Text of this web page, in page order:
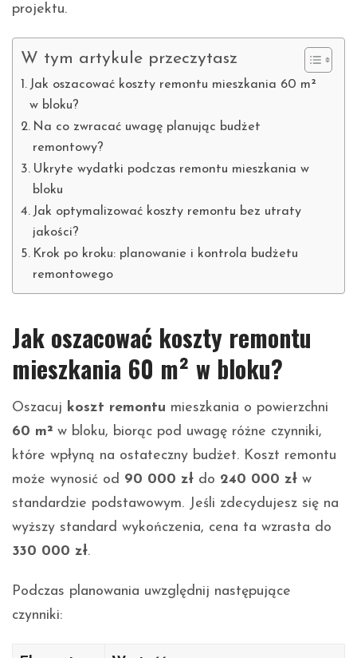
projektu.
W tym artykule przeczytasz
Jak oszacować koszty remontu mieszkania 60 m²
w bloku?
Na co zwracać uwagę planując budżet
remontowy?
Ukryte wydatki podczas remontu mieszkania w
bloku
Jak optymalizować koszty remontu bez utraty
jakości?
Krok po kroku: planowanie i kontrola budżetu
remontowego
Jak oszacować koszty remontu
mieszkania 60 m² w bloku?
Oszacuj koszt remontu mieszkania o powierzchni
60 m² w bloku, biorąc pod uwagę różne czynniki,
które wpłyną na ostateczny budżet. Koszt remontu
może wynosić od 90 000 zł do 240 000 zł w
standardzie podstawowym. Jeśli zdecydujesz się na
wyższy standard wykończenia, cena ta wzrasta do
330 000 zł.
Podczas planowania uwzględnij następujące
czynniki: